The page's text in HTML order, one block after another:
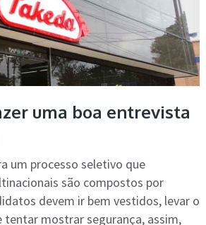
uma boa entrevista
um processo seletivo que
são compostos por
devem ir bem vestidos, levar o
tentar mostrar segurança, assim,